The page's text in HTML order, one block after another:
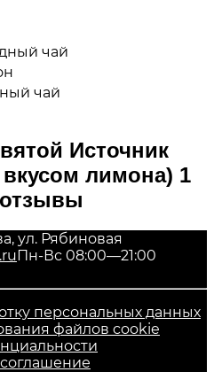
чай
чай
Источник
лимона) 1
ул. Рябиновая
Пн-Вс 08:00—21:00
персональных данных
файлов cookie